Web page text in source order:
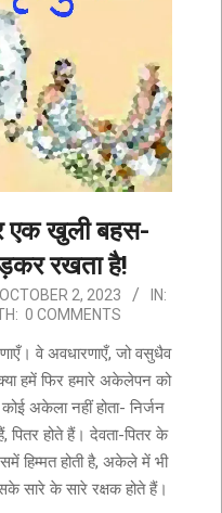
एक खुली बहस-
रखता है!
OCTOBER 2, 2023
IN:
0 COMMENTS
वे अवधारणाएँ, जो वसुधैव
हमें फिर हमारे अकेलेपन को
अकेला नहीं होता- निर्जन
पितर होते हैं। देवता-पितर के
हिम्मत होती है, अकेले में भी
सारे के सारे रक्षक होते हैं।